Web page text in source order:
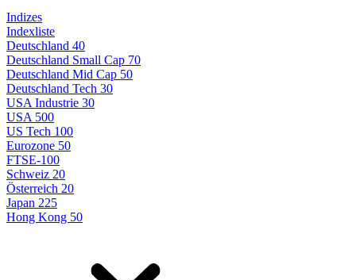
Indizes
Indexliste
Deutschland 40
Deutschland Small Cap 70
Deutschland Mid Cap 50
Deutschland Tech 30
USA Industrie 30
USA 500
US Tech 100
Eurozone 50
FTSE-100
Schweiz 20
Österreich 20
Japan 225
Hong Kong 50